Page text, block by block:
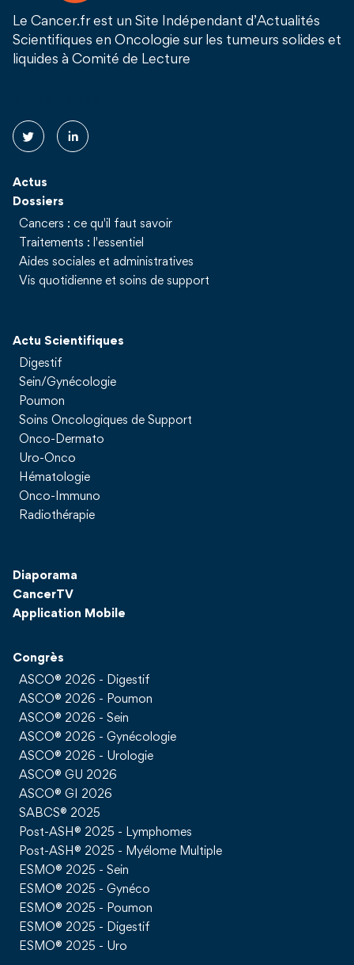
Le Cancer.fr est un Site Indépendant d’Actualités
Scientifiques en Oncologie sur les tumeurs solides et
liquides à Comité de Lecture
Actus
Dossiers
Cancers : ce qu'il faut savoir
Traitements : l'essentiel
Aides sociales et administratives
Vis quotidienne et soins de support
Actu Scientifiques
Digestif
Sein/Gynécologie
Poumon
Soins Oncologiques de Support
Onco-Dermato
Uro-Onco
Hématologie
Onco-Immuno
Radiothérapie
Diaporama
CancerTV
Application Mobile
Congrès
ASCO® 2026 - Digestif
ASCO® 2026 - Poumon
ASCO® 2026 - Sein
ASCO® 2026 - Gynécologie
ASCO® 2026 - Urologie
ASCO® GU 2026
ASCO® GI 2026
SABCS® 2025
Post-ASH® 2025 - Lymphomes
Post-ASH® 2025 - Myélome Multiple
ESMO® 2025 - Sein
ESMO® 2025 - Gynéco
ESMO® 2025 - Poumon
ESMO® 2025 - Digestif
ESMO® 2025 - Uro